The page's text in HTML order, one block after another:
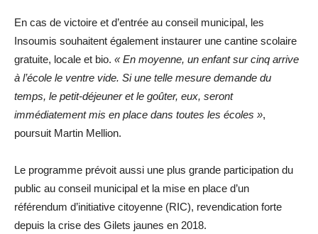
En cas de victoire et d’entrée au conseil municipal, les
Insoumis souhaitent également instaurer une cantine scolaire
gratuite, locale et bio. « En moyenne, un enfant sur cinq arrive
à l’école le ventre vide. Si une telle mesure demande du
temps, le petit-déjeuner et le goûter, eux, seront
immédiatement mis en place dans toutes les écoles »,
poursuit Martin Mellion.
Le programme prévoit aussi une plus grande participation du
public au conseil municipal et la mise en place d’un
référendum d’initiative citoyenne (RIC), revendication forte
depuis la crise des Gilets jaunes en 2018.